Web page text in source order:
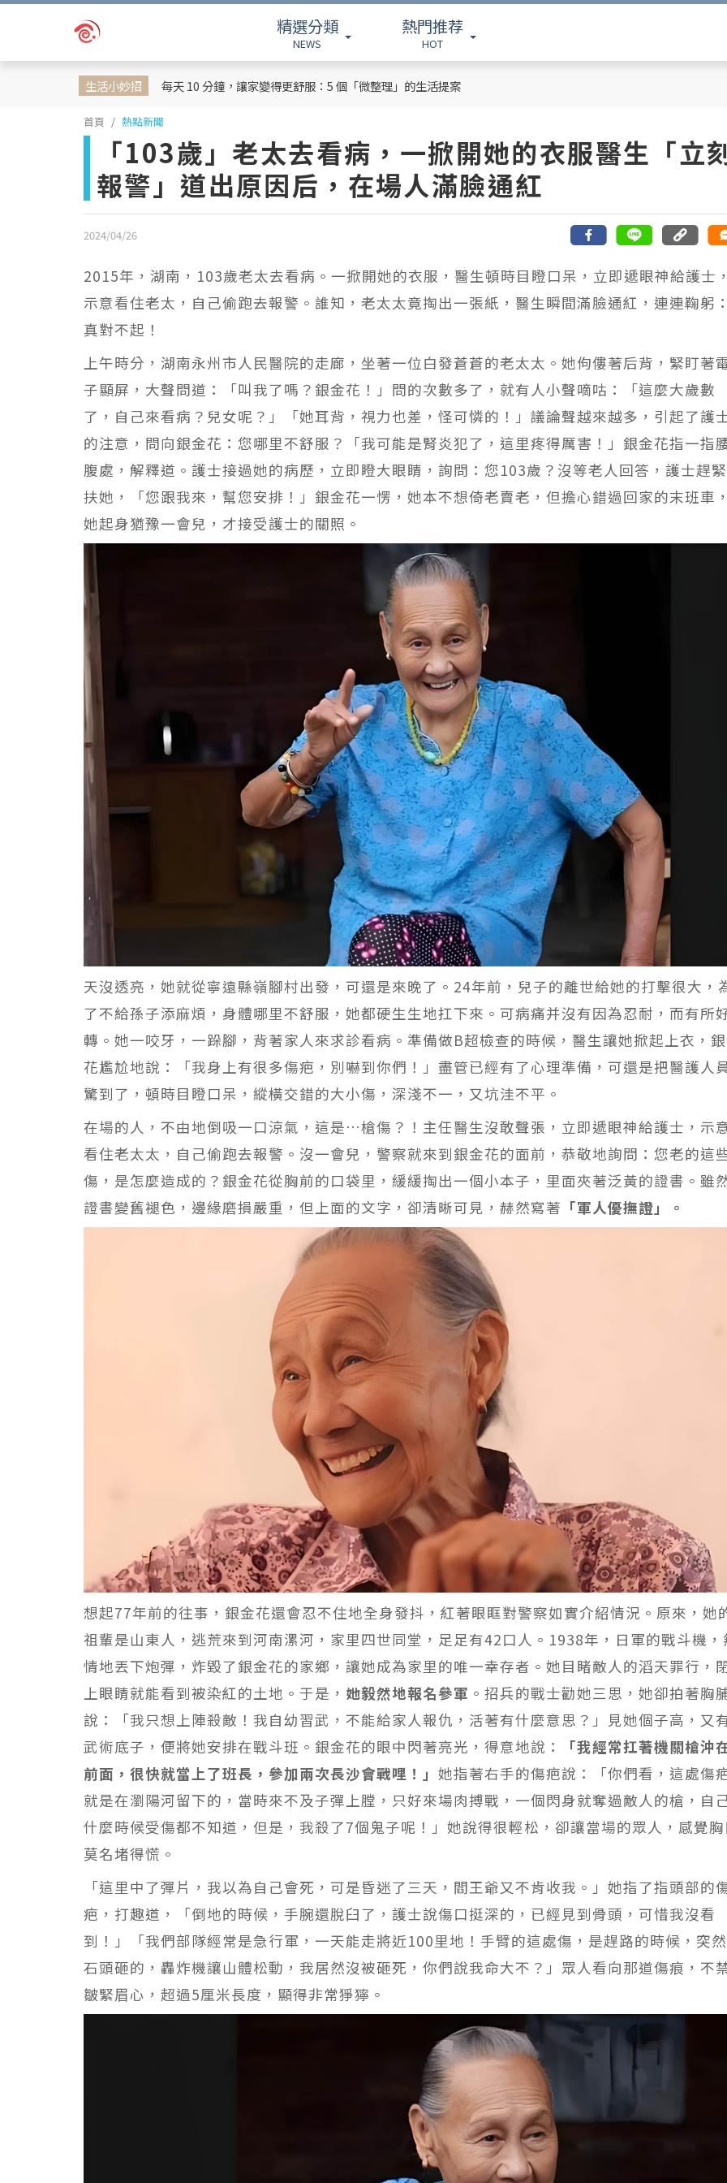
精選分類
NEWS
熱門推荐
HOT
生活小妙招 每天 10 分鐘，讓家變得更舒服：5 個「微整理」的生活提案
首頁 熱點新聞
「103歲」老太去看病，一掀開她的衣服醫生「立
報警」道出原因后，在場人滿臉通紅
2024/04/26
2015年，湖南，103歲老太去看病。一掀開她的衣服，醫生頓時目瞪口呆，立即遞眼神給護士，
示意看住老太，自己偷跑去報警。誰知，老太太竟掏出一張紙，醫生瞬間滿臉通紅，連連鞠躬：
真對不起！
上午時分，湖南永州市人民醫院的走廊，坐著一位白發蒼蒼的老太太。她佝僂著后背，緊盯著
子顯屏，大聲問道：「叫我了嗎？銀金花！」問的次數多了，就有人小聲嘀咕：「這麼大歲數
了，自己來看病？兒女呢？」「她耳背，視力也差，怪可憐的！」議論聲越來越多，引起了護
的注意，問向銀金花：您哪里不舒服？「我可能是腎炎犯了，這里疼得厲害！」銀金花指一指
腹處，解釋道。護士接過她的病歷，立即瞪大眼睛，詢問：您103歲？沒等老人回答，護士趕
扶她，「您跟我來，幫您安排！」銀金花一愣，她本不想倚老賣老，但擔心錯過回家的末班車，
她起身猶豫一會兒，才接受護士的關照。
天沒透亮，她就從寧遠縣嶺腳村出發，可還是來晚了。24年前，兒子的離世給她的打擊很大，
了不給孫子添麻煩，身體哪里不舒服，她都硬生生地扛下來。可病痛并沒有因為忍耐，而有所
轉。她一咬牙，一跺腳，背著家人來求診看病。準備做B超檢查的時候，醫生讓她掀起上衣，
花尷尬地說：「我身上有很多傷疤，別嚇到你們！」盡管已經有了心理準備，可還是把醫護人
驚到了，頓時目瞪口呆，縱橫交錯的大小傷，深淺不一，又坑洼不平。
在場的人，不由地倒吸一口涼氣，這是…槍傷？！主任醫生沒敢聲張，立即遞眼神給護士，示
看住老太太，自己偷跑去報警。沒一會兒，警察就來到銀金花的面前，恭敬地詢問：您老的這
傷，是怎麼造成的？銀金花從胸前的口袋里，緩緩掏出一個小本子，里面夾著泛黃的證書。雖
證書變舊褪色，邊緣磨損嚴重，但上面的文字，卻清晰可見，赫然寫著 「軍人優撫證」。
想起77年前的往事，銀金花還會忍不住地全身發抖，紅著眼眶對警察如實介紹情況。原來，她
祖輩是山東人，逃荒來到河南漯河，家里四世同堂，足足有42口人。1938年，日軍的戰斗機，
情地丟下炮彈，炸毀了銀金花的家鄉，讓她成為家里的唯一幸存者。她目睹敵人的滔天罪行，
上眼睛就能看到被染紅的土地。于是， 她毅然地報名參軍 。招兵的戰士勸她三思，她卻拍著胸
說：「我只想上陣殺敵！我自幼習武，不能給家人報仇，活著有什麼意思？」見她個子高，又
武術底子，便將她安排在戰斗班。銀金花的眼中閃著亮光，得意地說：
「我經常扛著機關槍沖
前面，很快就當上了班長，參加兩次長沙會戰哩！」 她指著右手的傷疤說：「你們看，這處傷
就是在瀏陽河留下的，當時來不及子彈上膛，只好來場肉搏戰，一個閃身就奪過敵人的槍，自
什麼時候受傷都不知道，但是，我殺了7個鬼子呢！」她說得很輕松，卻讓當場的眾人，感覺胸
莫名堵得慌。
「這里中了彈片，我以為自己會死，可是昏迷了三天，閻王爺又不肯收我。」她指了指頭部的
疤，打趣道，「倒地的時候，手腕還脫臼了，護士說傷口挺深的，已經見到骨頭，可惜我沒看
到！」「我們部隊經常是急行軍，一天能走將近100里地！手臂的這處傷，是趕路的時候，突
石頭砸的，轟炸機讓山體松動，我居然沒被砸死，你們說我命大不？」眾人看向那道傷痕，不
皺緊眉心，超過5厘米長度，顯得非常猙獰。